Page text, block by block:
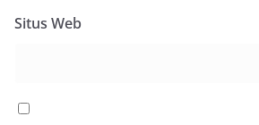
Situs Web